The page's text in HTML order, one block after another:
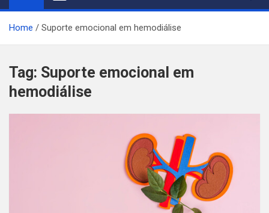
Home Suporte emocional em hemodiálise
Tag: Suporte emocional em
hemodiálise